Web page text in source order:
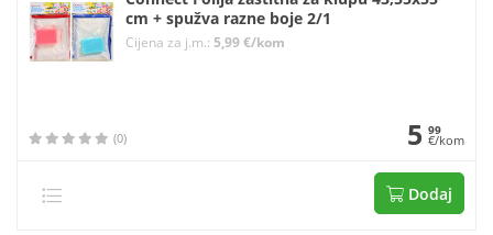
cm + spužva razne boje 2/1
Cijena za j.m.: 5,99 €/kom
(0) 5 99
€/kom
Dodaj